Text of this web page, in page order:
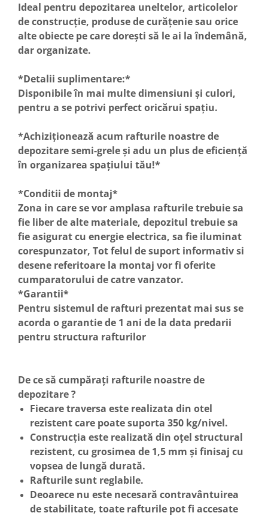
Ideal pentru depozitarea uneltelor, articolelor
de construcție, produse de curățenie sau orice
alte obiecte pe care dorești să le ai la îndemână,
dar organizate.
*Detalii suplimentare:*
Disponibile în mai multe dimensiuni și culori,
pentru a se potrivi perfect oricărui spațiu.
*Achiziționează acum rafturile noastre de
depozitare semi-grele și adu un plus de eficiență
în organizarea spațiului tău!*
*Conditii de montaj*
Zona in care se vor amplasa rafturile trebuie sa
fie liber de alte materiale, depozitul trebuie sa
fie asigurat cu energie electrica, sa fie iluminat
corespunzator, Tot felul de suport informativ si
desene referitoare la montaj vor fi oferite
cumparatorului de catre vanzator.
*Garantii*
Pentru sistemul de rafturi prezentat mai sus se
acorda o garantie de 1 ani de la data predarii
pentru structura rafturilor
De ce să cumpărați rafturile noastre de
depozitare ?
Fiecare traversa este realizata din otel
rezistent care poate suporta 350 kg/nivel.
Construcția este realizată din oțel structural
rezistent, cu grosimea de 1,5 mm și finisaj cu
vopsea de lungă durată.
Rafturile sunt reglabile.
Deoarece nu este necesară contravântuirea
de stabilitate, toate rafturile pot fi accesate